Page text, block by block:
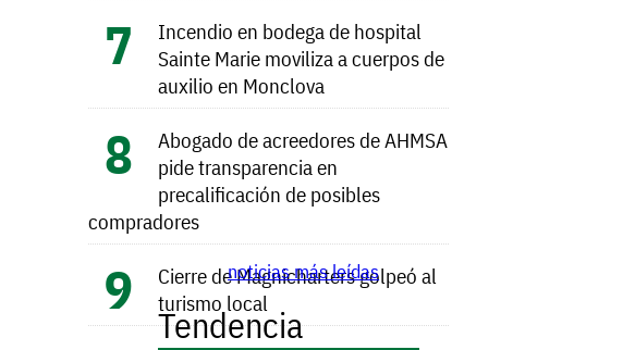
Incendio en bodega de hospital
Sainte Marie moviliza a cuerpos de
auxilio en Monclova
Abogado de acreedores de AHMSA
pide transparencia en
precalificación de posibles
compradores
Cierre de Magnicharters golpeó al
turismo local
noticias más leídas
Tendencia